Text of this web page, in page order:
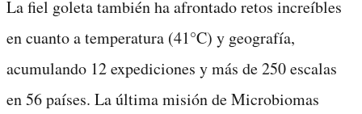
La fiel goleta también ha afrontado retos increíbles
en cuanto a temperatura (41°C) y geografía,
acumulando 12 expediciones y más de 250 escalas
en 56 países. La última misión de Microbiomas